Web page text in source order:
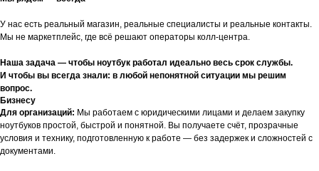
У нас есть реальный магазин, реальные специалисты и реальные контакты.
Мы не маркетплейс, где всё решают операторы колл-центра.
Наша задача — чтобы ноутбук работал идеально весь срок службы.
И чтобы вы всегда знали: в любой непонятной ситуации мы решим
вопрос.
Бизнесу
Для организаций: Мы работаем с юридическими лицами и делаем закупку
ноутбуков простой, быстрой и понятной. Вы получаете счёт, прозрачные
условия и технику, подготовленную к работе — без задержек и сложностей с
документами.